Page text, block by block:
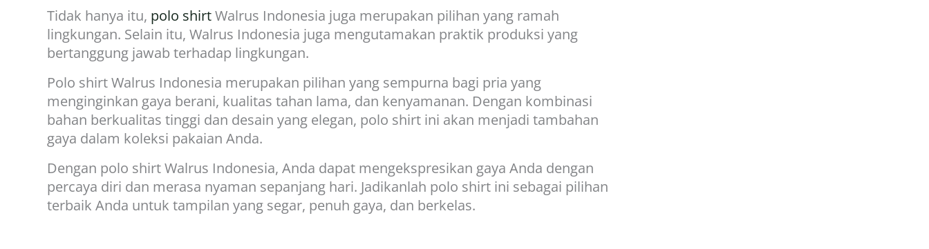
Tidak hanya itu, polo shirtWalrus Indonesia juga merupakan pilihan yang ramah
lingkungan. Selain itu, Walrus Indonesia juga mengutamakan praktik produksi yang
bertanggung jawab terhadap lingkungan.
Polo shirt Walrus Indonesia merupakan pilihan yang sempurna bagi pria yang
menginginkan gaya berani, kualitas tahan lama, dan kenyamanan. Dengan kombinasi
bahan berkualitas tinggi dan desain yang elegan, polo shirt ini akan menjadi tambahan
gaya dalam koleksi pakaian Anda.
Dengan polo shirt Walrus Indonesia, Anda dapat mengekspresikan gaya Anda dengan
percaya diri dan merasa nyaman sepanjang hari. Jadikanlah polo shirt ini sebagai pilihan
terbaik Anda untuk tampilan yang segar, penuh gaya, dan berkelas.